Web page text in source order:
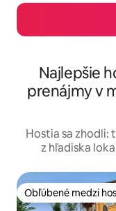
Najlepšie
prenájmy v
Hostia sa zhodli:
z hľadiska
Obľúbené medzi
Obľúbené medzi